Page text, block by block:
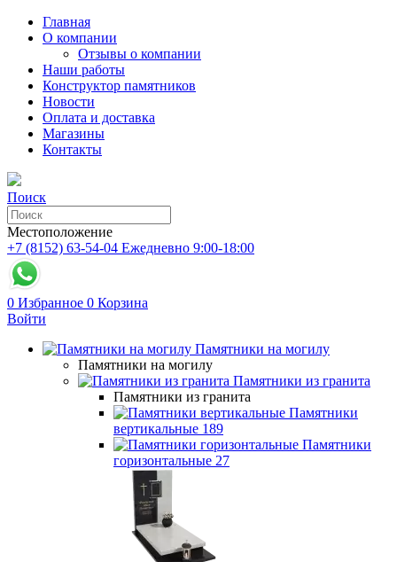
Главная
О компании
Отзывы о компании
Наши работы
Конструктор памятников
Новости
Оплата и доставка
Магазины
Контакты
Поиск
Местоположение
+7 (8152) 63-54-04 Ежедневно 9:00-18:00
0 Избранное 0 Корзина
Войти
Памятники на могилу
Памятники на могилу
Памятники из гранита
Памятники из гранита
Памятники
вертикальные 189
Памятники
горизонтальные 27